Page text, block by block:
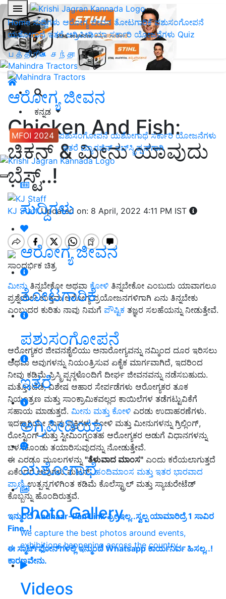
Home ಸುದ್ದಿಗಳು ಆರೋಗ್ಯ ಜೀವನ ತೋಟಗಾರಿಕೆಪಶುಸಂಗೋಪನೆ
ಯಶೋಗಾಥೆ ಇತರೆ ಅಗ್ರಿಪೀಡಿಯಾ ಸರ್ಕಾರಿ ಯೋಜನೆಗಳು Quiz
பத்திரிகை சந்தா
ಕನ್ನಡ
MFOI 2024 ಪಶುಸಂಗೋಪನೆ ಯಶೋಗಾಥೆ ಸರ್ಕಾರಿ ಯೋಜನೆಗಳು
ಇತರೆ ಮ್ಯಾಗಜಿನ್‌ ಸಬ್‌ಸ್ಕ್ರಿಪ್ಷನ್‌ಗಾಗಿ
ಸುದ್ದಿಗಳು
ಆರೋಗ್ಯ ಜೀವನ
ತೋಟಗಾರಿಕೆ
ಪಶುಸಂಗೋಪನೆ
ಇತರೆ
ಅಗ್ರಿಪೀಡಿಯಾ
ಯಶೋಗಾಥೆ
Photo Gallery
We capture the best photos around events,
exhibitions happening across the country
Videos
ಆರೋಗ್ಯ ಜೀವನ
Chicken And Fish:
ಚಿಕನ್‌ & ಮೀನು ಯಾವುದು
ಬೆಸ್ಟ್‌..!
KJ StaffUpdated on: 8 April, 2022 4:11 PM IST
ಸಾಂದರ್ಭಿಕ ಚಿತ್ರ
ಮೀನುತಿನ್ನಬೇಕೋ ಅಥವಾ ಕೋಳಿ ತಿನ್ನಬೇಕೋ ಎಂಬುದು ಯಾವಾಗಲೂ
ಪ್ರಶ್ನೆಯೇ? ಉತ್ತಮ ಆರೋಗ್ಯ ಪ್ರಯೋಜನಗಳಿಗಾಗಿ ಏನು ತಿನ್ನಬೇಕು
ಎಂಬುದರ ಕುರಿತು ನಾವು ನಿಮಗೆ ಪೌಷ್ಟಿಕ ತಜ್ಞರ ಸಲಹೆಯನ್ನು ನೀಡುತ್ತೇವೆ.
ಆರೋಗ್ಯಕರ ಜೀವನಶೈಲಿಯು ಅನಾರೋಗ್ಯವನ್ನು ನಮ್ಮಿಂದ ದೂರ ಇರಿಸಲು
ಅಥವಾ ಅವುಗಳನ್ನು ನಿಯಂತ್ರಿಸುವ ಏಕೈಕ ಮಾರ್ಗವಾಗಿದೆ, ಇದರಿಂದ
ನೀವು ಕಡಿಮೆ ಪ್ರಿಸ್ಕ್ರಿಪ್ಷನ್ಗಳೊಂದಿಗೆ ದೀರ್ಘ ಜೀವನವನ್ನು ನಡೆಸಬಹುದು.
ಮತ್ತೊಂದೆಡೆ, ವಿಶೇಷ ಆಹಾರ ಸೇರ್ಪಡೆಗಳು ಆರೋಗ್ಯಕರ ತೂಕ
ನಿಯಂತ್ರಣ ಮತ್ತು ಸಾಂಕ್ರಾಮಿಕವಲ್ಲದ ಕಾಯಿಲೆಗಳ ತಡೆಗಟ್ಟುವಿಕೆಗೆ
ಸಹಾಯ ಮಾಡುತ್ತದೆ. ಮೀನು ಮತ್ತು ಕೋಳಿ ಎರಡು ಉದಾಹರಣೆಗಳು.
ಇದಕ್ಕಾಗಿಯೇ ನಾವು ವ್ಯಕ್ತಿಗಳು ಕೋಳಿ ಮತ್ತು ಮೀನುಗಳನ್ನು ಗ್ರಿಲ್ಲಿಂಗ್,
ರೋಸ್ಟಿಂಗ್ ಮತ್ತು ಸ್ಟೀಮಿಂಗ್ನಂತಹ ಆರೋಗ್ಯಕರ ಅಡುಗೆ ವಿಧಾನಗಳನ್ನು
ಬಳಸಿಕೊಂಡು ತಯಾರಿಸುವುದನ್ನು ನೋಡುತ್ತೇವೆ.
ಈ ಎರಡೂ ಮೂಲಗಳನ್ನು "ತೆಳುವಾದ ಮಾಂಸ" ಎಂದು ಕರೆಯಲಾಗುತ್ತದೆ
ಏಕೆಂದರೆ ಅವುಗಳು ಮಟನ್,ಹಂದಿಮಾಂಸ ಮತ್ತು ಇತರ ಭಾರವಾದ
ಪ್ರಾಣಿಉತ್ಪನ್ನಗಳಿಗಿಂತ ಕಡಿಮೆ ಕೊಲೆಸ್ಟ್ರಾಲ್ ಮತ್ತು ಸ್ಯಾಚುರೇಟೆಡ್
ಕೊಬ್ಬನ್ನು ಹೊಂದಿರುತ್ತವೆ.
ಇನ್ಮುಂದೆ Aadhaar-Pan Link ಫ್ರೀ ಇಲ್ಲ..ಸ್ವಲ್ಪ ಯಾಮಾರಿದ್ರೆ 1 ಸಾವಿರ
Fine..!
ಈ ಸ್ಮಾರ್ಟ್‌ಫೋನ್‌ಗಳಲ್ಲಿ ಇನ್ಮುಂದೆ Whatsapp ಕಾರ್ಯನಿರ್ವ ಹಿಸಲ್ಲ..!
ಕಾರಣವೇನು.